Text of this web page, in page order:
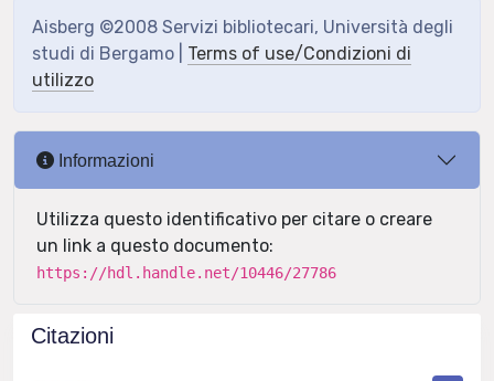
Aisberg ©2008 Servizi bibliotecari, Università degli
studi di Bergamo | Terms of use/Condizioni di
utilizzo
Informazioni
Utilizza questo identificativo per citare o creare
un link a questo documento:
https://hdl.handle.net/10446/27786
Citazioni